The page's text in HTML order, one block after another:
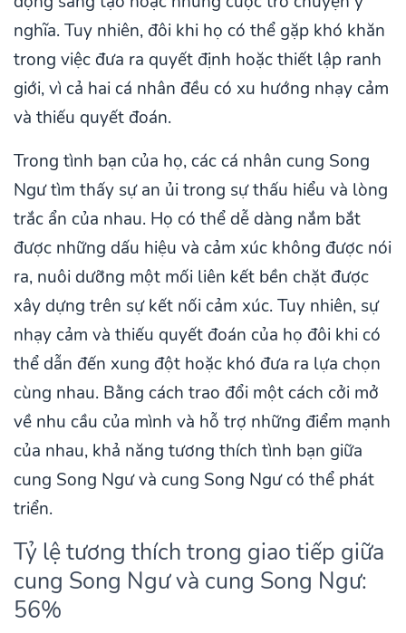
nghĩa. Tuy nhiên, đôi khi họ có thể gặp khó khăn
trong việc đưa ra quyết định hoặc thiết lập ranh
giới, vì cả hai cá nhân đều có xu hướng nhạy cảm
và thiếu quyết đoán.
Trong tình bạn của họ, các cá nhân cung Song
Ngư tìm thấy sự an ủi trong sự thấu hiểu và lòng
trắc ẩn của nhau. Họ có thể dễ dàng nắm bắt
được những dấu hiệu và cảm xúc không được nói
ra, nuôi dưỡng một mối liên kết bền chặt được
xây dựng trên sự kết nối cảm xúc. Tuy nhiên, sự
nhạy cảm và thiếu quyết đoán của họ đôi khi có
thể dẫn đến xung đột hoặc khó đưa ra lựa chọn
cùng nhau. Bằng cách trao đổi một cách cởi mở
về nhu cầu của mình và hỗ trợ những điểm mạnh
của nhau, khả năng tương thích tình bạn giữa
cung Song Ngư và cung Song Ngư có thể phát
triển.
Tỷ lệ tương thích trong giao tiếp giữa
cung Song Ngư và cung Song Ngư:
56%